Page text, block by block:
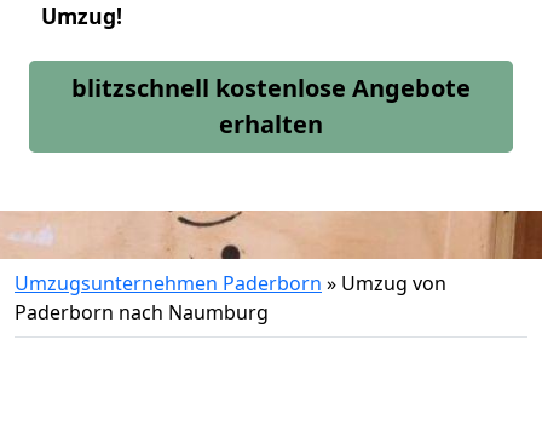
Umzug!
blitzschnell kostenlose Angebote
erhalten
Umzugsunternehmen Paderborn » Umzug von
Paderborn nach Naumburg